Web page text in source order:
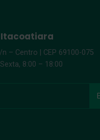
Itacoatiara
– Centro | CEP 69100-075
8:00 – 18:00